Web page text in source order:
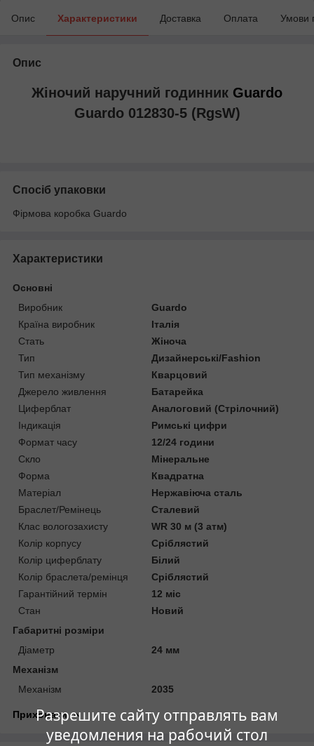
Разрешите сайту отправлять вам
уведомления на рабочий стол
Опис Характеристики Доставка Оплата Умови
Опис
Жіночий наручний годинник Guardo
Guardo 012830-5 (RgsW)
Спосіб упаковки
Фірмова коробка Guardo
Характеристики
Основні
Виробник
Guardo
Країна виробник
Італія
Стать
Жіноча
Тип
Дизайнерські/Fashion
Тип механізму
Кварцовий
Джерело живлення
Батарейка
Циферблат
Аналоговий (Стрілочний)
Індикація
Римські цифри
Формат часу
12/24 години
Скло
Мінеральне
Форма
Квадратна
Матеріал
Нержавіюча сталь
Браслет/Ремінець
Сталевий
Клас вологозахисту
WR 30 м (3 атм)
Колір корпусу
Сріблястий
Колір циферблату
Білий
Колір браслета/ремінця
Сріблястий
Гарантійний термін
12 міс
Стан
Новий
Габаритні розміри
Діаметр
24 мм
Механізм
Механізм
2035
Приховати